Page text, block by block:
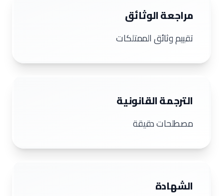
مراجعة الوثائق
تقييم وثائق الممتلكات
الترجمة القانونية
مصطلحات دقيقة
الشهادة